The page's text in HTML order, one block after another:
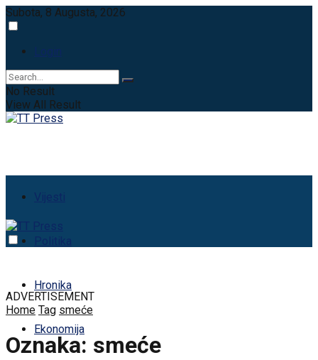
Subota, 8 Augusta, 2026
Login
No Result
View All Result
Vijesti
Politika
Hronika
Ekonomija
ADVERTISEMENT
Home Tag smeće
Oznaka: smeće